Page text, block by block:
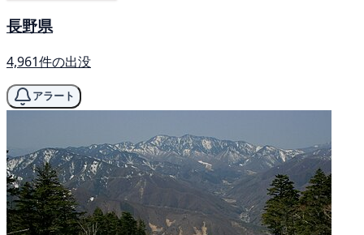
長野県
4,961件の出没
アラート